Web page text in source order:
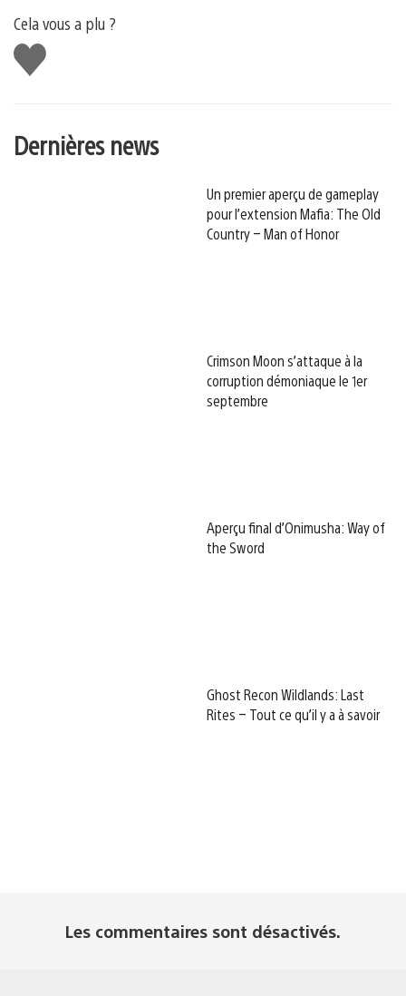
Cela vous a plu ?
J'aime
Dernières news
Un premier aperçu de gameplay
pour l’extension Mafia: The Old
Country – Man of Honor
Crimson Moon s’attaque à la
corruption démoniaque le 1er
septembre
Aperçu final d’Onimusha: Way of
the Sword
Ghost Recon Wildlands: Last
Rites – Tout ce qu’il y a à savoir
Les commentaires sont désactivés.